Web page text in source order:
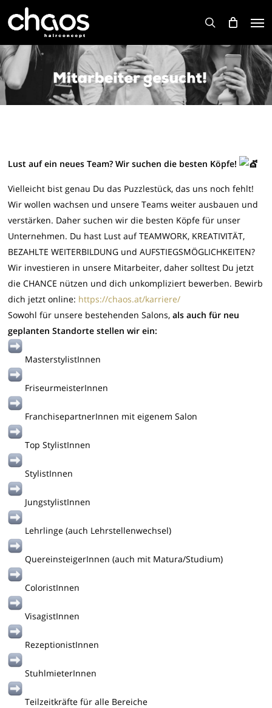
content
search
Lust auf ein neues Team? Wir suchen die besten Köpfe!
Vielleicht bist genau Du das Puzzlestück, das uns noch fehlt!
Wir wollen wachsen und unsere Teams weiter ausbauen und
verstärken. Daher suchen wir die besten Köpfe für unser
Unternehmen. Du hast Lust auf TEAMWORK, KREATIVITÄT,
BEZAHLTE WEITERBILDUNG und AUFSTIEGSMÖGLICHKEITEN?
Wir investieren in unsere Mitarbeiter, daher solltest Du jetzt
die CHANCE nützen und dich unkompliziert bewerben. Bewirb
dich jetzt online: https://chaos.at/karriere/
Sowohl für unsere bestehenden Salons,als auch für neu
geplanten Standorte stellen wir ein:
MasterstylistInnen
FriseurmeisterInnen
FranchisepartnerInnen mit eigenem Salon
Top StylistInnen
StylistInnen
JungstylistInnen
Lehrlinge (auch Lehrstellenwechsel)
QuereinsteigerInnen (auch mit Matura/Studium)
ColoristInnen
VisagistInnen
RezeptionistInnen
StuhlmieterInnen
Teilzeitkräfte für alle Bereiche